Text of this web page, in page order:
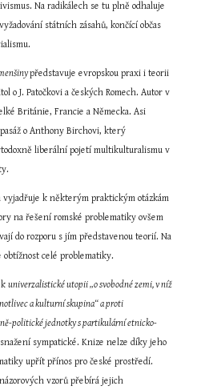
Na radikálech se tu plně odhaluje
státních zásahů, končící občas
představuje evropskou praxi i teorii
o J. Patočkovi a českých Romech. Autor v
Británie, Francie a Německa. Asi
o Anthony Birchovi, který
liberální pojetí multikulturalismu v
vyjadřuje k některým praktickým otázkám
na řešení romské problematiky ovšem
do rozporu s jím představenou teorií. Na
celé problematiky.
k univerzalistické utopii „o svobodné zemi, v níž
a kulturní skupina“ a proti
politické jednotky s partikulární etnicko-
sympatické. Knize nelze díky jeho
upřít přínos pro české prostředí.
vzorů přebírá jejich